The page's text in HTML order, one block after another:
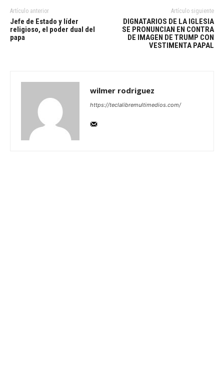
Artículo anterior
Jefe de Estado y líder
religioso, el poder dual del
papa
Artículo siguiente
DIGNATARIOS DE LA IGLESIA
SE PRONUNCIAN EN CONTRA
DE IMAGEN DE TRUMP CON
VESTIMENTA PAPAL
wilmer rodriguez
https://teclalibremultimedios.com/